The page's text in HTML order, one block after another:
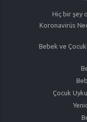
Hiç bir şey
Koronavirüs
Bebek ve
Çocuk